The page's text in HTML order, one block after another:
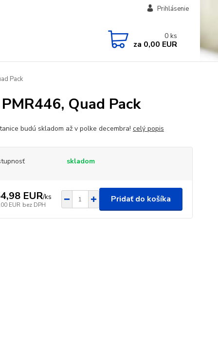
Prihlásenie
0 ks
za 0,00 EUR
Pack
Quad Pack
budú skladom až v polke decembra! celý popis
skladom
EUR/ks
EUR bez DPH
Pridať do košíka